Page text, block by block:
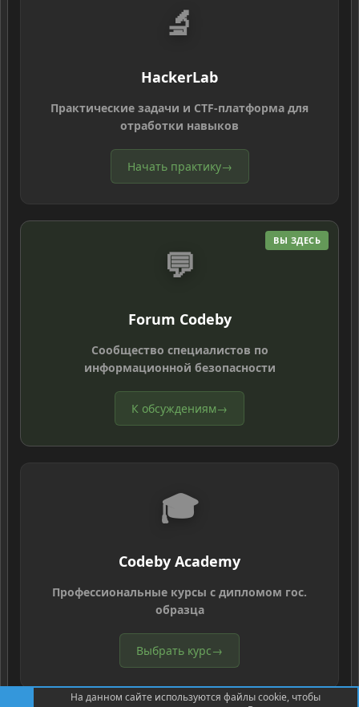
🔬
HackerLab
Практические задачи и CTF-платформа для
отработки навыков
Начать практику→
ВЫ ЗДЕСЬ
💬
Forum Codeby
Сообщество специалистов по
информационной безопасности
К обсуждениям→
🎓
Codeby Academy
Профессиональные курсы с дипломом гос.
образца
Выбрать курс→
На данном сайте используются файлы cookie, чтобы